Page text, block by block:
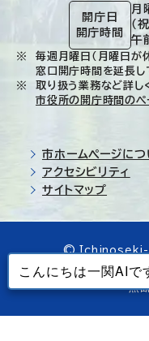
開庁日
開庁時間
月
（
午
毎週月曜日（月曜日が
窓口開庁時間を延長し
取り扱う業務など詳し
市役所の開庁時間のペ
市ホームページにつ
アクセシビリティ
サイトマップ
©
当ホームページ
無